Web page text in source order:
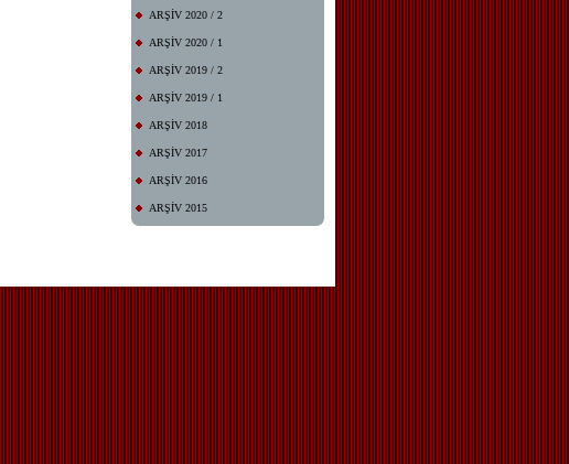
ARŞİV 2020 / 2
ARŞİV 2020 / 1
ARŞİV 2019 / 2
ARŞİV 2019 / 1
ARŞİV 2018
ARŞİV 2017
ARŞİV 2016
ARŞİV 2015